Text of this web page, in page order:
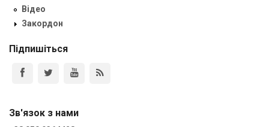
Відео
Закордон
Підпишіться
Зв'язок з нами